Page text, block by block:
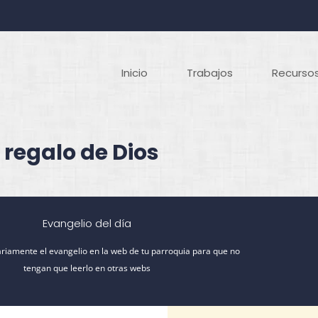
de Dios
Inicio Trabajos
Evangelio del día
el evangelio en la web de tu parroquia para que no
tengan que leerlo en otras webs